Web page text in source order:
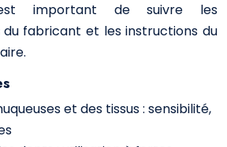
important de suivre les
fabricant et les instructions du
et des tissus : sensibilité,